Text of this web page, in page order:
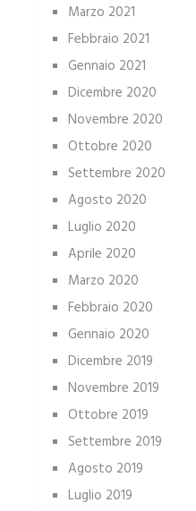
Marzo 2021
Febbraio 2021
Gennaio 2021
Dicembre 2020
Novembre 2020
Ottobre 2020
Settembre 2020
Agosto 2020
Luglio 2020
Aprile 2020
Marzo 2020
Febbraio 2020
Gennaio 2020
Dicembre 2019
Novembre 2019
Ottobre 2019
Settembre 2019
Agosto 2019
Luglio 2019